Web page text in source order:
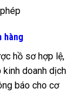
hàng
hồ sơ hợp lệ,
doanh dịch
báo cho cơ